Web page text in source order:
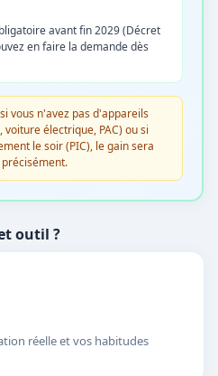
avant fin 2029 (Décret
en faire la demande dès
vous n'avez pas d'appareils
électrique, PAC) ou si
le soir (PIC), le gain sera
outil ?
réelle et vos habitudes